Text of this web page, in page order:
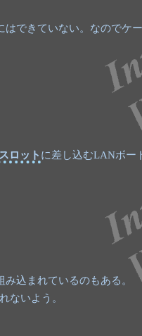
できていない。なのでケ
ロット に差し込むLANボー
込まれているのもある。
ないよう。